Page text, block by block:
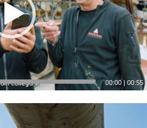
00:00| 00:55